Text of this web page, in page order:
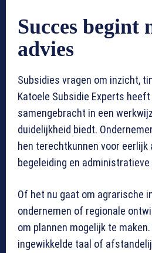
Succes begint
advies
Subsidies vragen om inzicht,
Katoele Subsidie Experts
samengebracht in een
duidelijkheid biedt.
hen terechtkunnen voor eerlijk
begeleiding en
Of het nu gaat om agrarische
ondernemen of regionale
om plannen mogelijk te
ingewikkelde taal of